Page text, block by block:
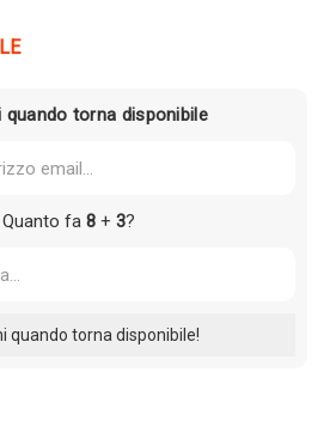
quando torna disponibile
Quanto fa 8+ 3?